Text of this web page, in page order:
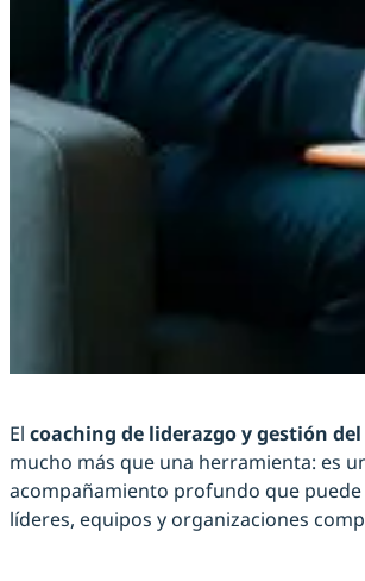
El coaching de liderazgo y gestión
mucho más que una herramienta: es
acompañamiento profundo que
líderes, equipos y organizaciones